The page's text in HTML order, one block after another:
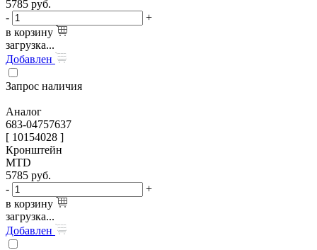
5785 руб.
-
+
в корзину
загрузка...
Добавлен
Запрос наличия
Аналог
683-04757637
[ 10154028 ]
Кронштейн
MTD
5785 руб.
-
+
в корзину
загрузка...
Добавлен